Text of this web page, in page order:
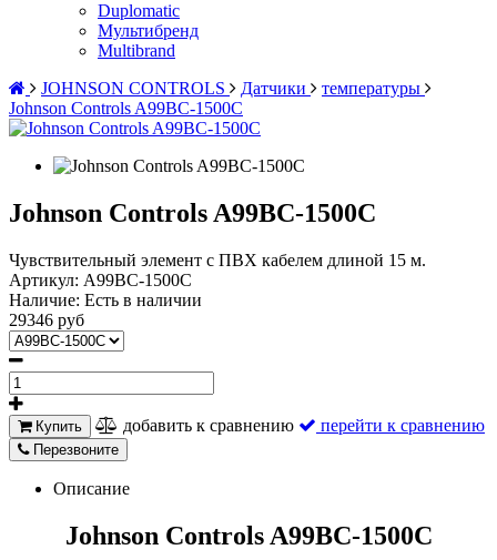
Duplomatic
Мультибренд
Multibrand
JOHNSON CONTROLS
Датчики
температуры
Johnson Controls A99BC-1500C
Johnson Controls A99BC-1500C
Чувствительный элемент с ПВХ кабелем длиной 15 м.
Артикул: A99BC-1500C
Наличие: Есть в наличии
29346 руб
Купить добавить к сравнению перейти к сравнению
Перезвоните
Описание
Johnson Controls A99BC-1500C